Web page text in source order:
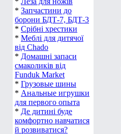
* Запчастини до
борони БДТ-7, БДТ-3
* Срібні хрестики
* Меблі для дитячої
від Chado
* Домашні запаси
смаколиків від
Funduk Market
* Грузовые шины
* Анальные игрушки
для первого опыта
* Де дитині буде
комфортно навчатися
й розвиватися?